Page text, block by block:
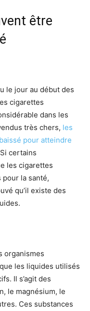
être
le jour au début des
cigarettes
dans les
très chers, les
pour atteindre
certains
les cigarettes
la santé,
qu’il existe des
organismes
les liquides utilisés
Il s’agit des
le magnésium, le
Ces substances